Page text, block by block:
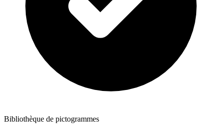
Bibliothèque de pictogrammes